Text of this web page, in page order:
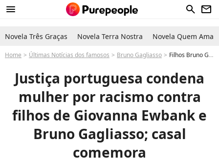
menu search newsletter
Novela Três Graças Novela Terra Nostra Novela Quem Ama
Home Últimas Notícias dos famosos Bruno Gagliasso Filhos Bruno Gagliasso e Giovanna Ewbank: mulher é condenada por racismo contra Titi e Bless e casal comemora: 'Emocionados'
Justiça portuguesa condena
mulher por racismo contra
filhos de Giovanna Ewbank e
Bruno Gagliasso; casal
comemora